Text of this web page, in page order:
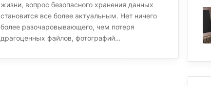
жизни, вопрос безопасного хранения данных
становится все более актуальным. Нет ничего
более разочаровывающего, чем потеря
драгоценных файлов, фотографий…